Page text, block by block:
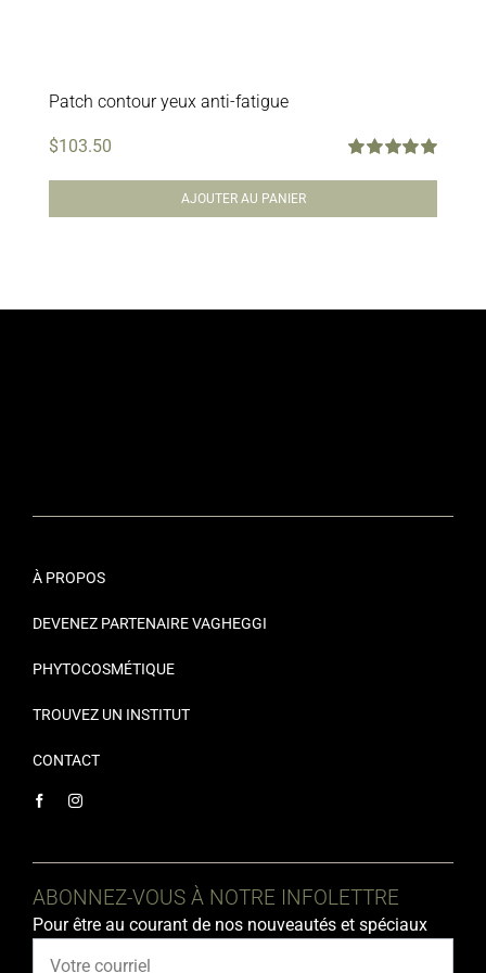
Patch contour yeux anti-fatigue
$103.50
AJOUTER AU PANIER
À PROPOS
DEVENEZ PARTENAIRE VAGHEGGI
PHYTOCOSMÉTIQUE
TROUVEZ UN INSTITUT
CONTACT
ABONNEZ-VOUS À NOTRE INFOLETTRE
Pour être au courant de nos nouveautés et spéciaux